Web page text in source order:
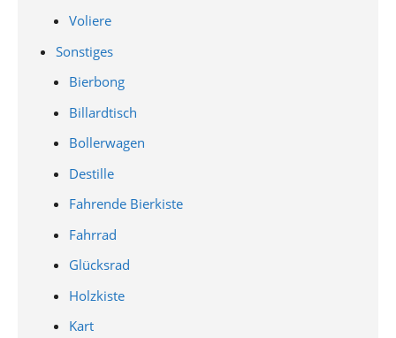
Voliere
Sonstiges
Bierbong
Billardtisch
Bollerwagen
Destille
Fahrende Bierkiste
Fahrrad
Glücksrad
Holzkiste
Kart